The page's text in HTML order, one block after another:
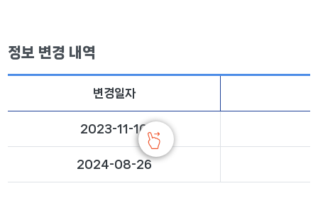
정보 변경 내역
변경일자
2023-11-10
2024-08-26